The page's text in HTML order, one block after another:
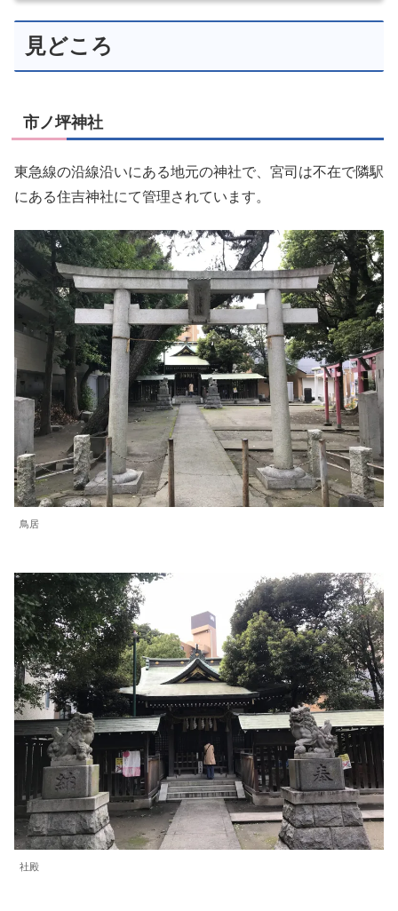
見どころ
市ノ坪神社
東急線の沿線沿いにある地元の神社で、宮司は不在で隣駅
にある住吉神社にて管理されています。
鳥居
社殿